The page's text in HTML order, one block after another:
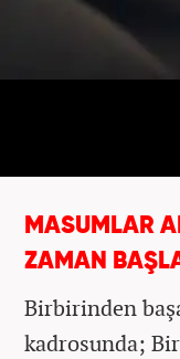
MASUMLAR
ZAMAN
Birbirinden
kadrosunda;